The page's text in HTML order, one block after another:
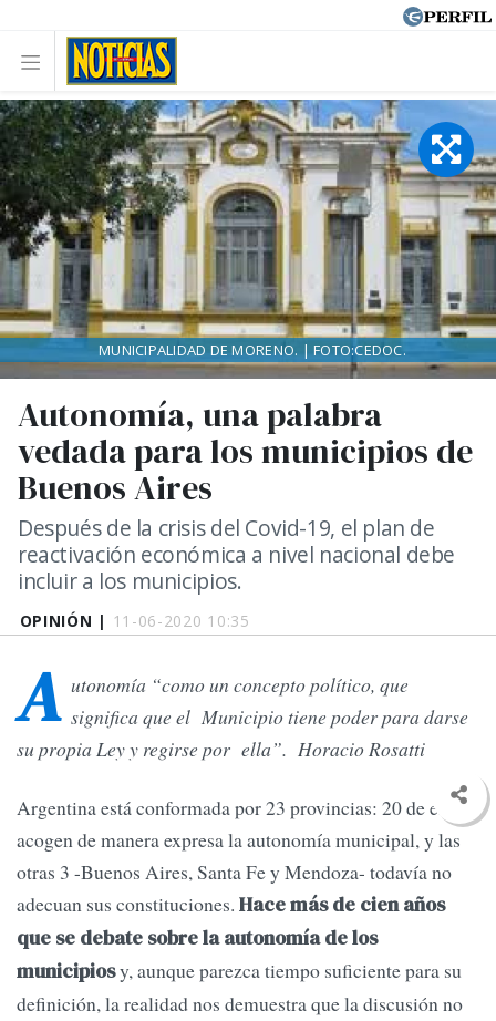
OPINIÓN | 11-06-2020 10:35
Autonomía, una palabra
vedada para los municipios de
Buenos Aires
Después de la crisis del Covid-19, el plan de
reactivación económica a nivel nacional debe
incluir a los municipios.
MUNICIPALIDAD DE MORENO. | FOTO:CEDOC.
A utonomía “como un concepto político, que
significa que el Municipio tiene poder para darse
su propia Ley y regirse por ella”. Horacio Rosatti
Argentina está conformada por 23 provincias: 20 de ellas
acogen de manera expresa la autonomía municipal, y las
otras 3 -Buenos Aires, Santa Fe y Mendoza- todavía no
adecuan sus constituciones. Hace más de cien años
que se debate sobre la autonomía de los
municipiosy, aunque parezca tiempo suficiente para su
definición, la realidad nos demuestra que la discusión no